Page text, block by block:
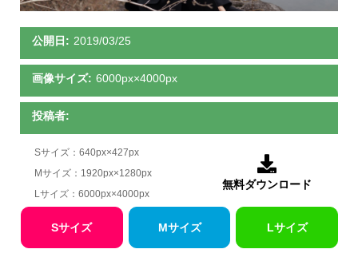
公開日: 2019/03/25
画像サイズ: 6000px×4000px
投稿者:
Sサイズ：640px×427px
Mサイズ：1920px×1280px
Lサイズ：6000px×4000px

無料ダウンロード
Sサイズ Mサイズ Lサイズ